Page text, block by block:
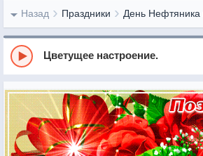
Назад Праздники День Нефтяника
Цветущее настроение.